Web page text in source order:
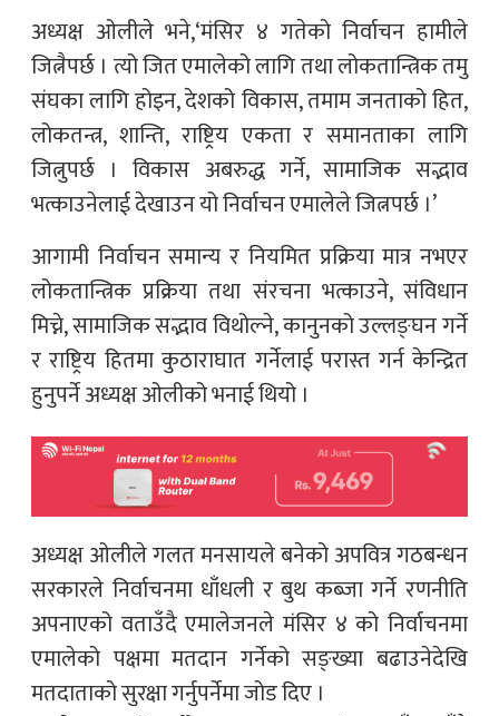
अध्यक्ष ओलीले भने,‘मंसिर ४ गतेको निर्वाचन हामीले
जित्नैपर्छ । त्यो जित एमालेको लागि तथा लोकतान्त्रिक तमु
संघका लागि होइन, देशको विकास, तमाम जनताको हित,
लोकतन्त्र, शान्ति, राष्ट्रिय एकता र समानताका लागि
जित्नुपर्छ । विकास अबरुद्ध गर्ने, सामाजिक सद्भाव
भत्काउनेलाई देखाउन यो निर्वाचन एमालेले जित्नपर्छ ।’
आगामी निर्वाचन समान्य र नियमित प्रक्रिया मात्र नभएर
लोकतान्त्रिक प्रक्रिया तथा संरचना भत्काउने, संविधान
मिच्ने, सामाजिक सद्भाव विथोल्ने, कानुनको उल्लङ्घन गर्ने
र राष्ट्रिय हितमा कुठाराघात गर्नेलाई परास्त गर्न केन्द्रित
हुनुपर्ने अध्यक्ष ओलीको भनाई थियो ।
अध्यक्ष ओलीले गलत मनसायले बनेको अपवित्र गठबन्धन
सरकारले निर्वाचनमा धाँधली र बुथ कब्जा गर्ने रणनीति
अपनाएको वताउँदै एमालेजनले मंसिर ४ को निर्वाचनमा
एमालेको पक्षमा मतदान गर्नेको सङ्ख्या बढाउनेदेखि
मतदाताको सुरक्षा गर्नुपर्नेमा जोड दिए ।